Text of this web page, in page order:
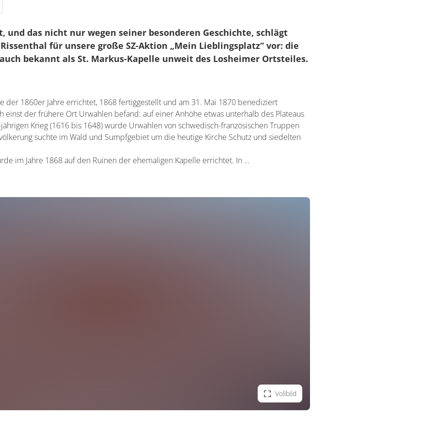
und das nicht nur wegen seiner besonderen Geschichte, schlägt
für unsere große SZ-Aktion „Mein Lieblingsplatz“ vor: die
bekannt als St. Markus-Kapelle unweit des Losheimer Ortsteiles.
der 1860er Jahre errichtet, 1868 fertiggestellt und am 31. Mai 1870 benediziert
einst der frühere Ort Urwahlen befand: auf einer Anhöhe etwas unterhalb des Plateaus
Krieg (1616 bis 1648) wurde Urwahlen von schwedisch-französischen Truppen
suchte im Wald und Sumpfgebiet um die heutige Kirche Schutz und siedelten
im Jahre 1868 auf den Ruinen der ehemaligen Kapelle errichtet. In …
Vollbild